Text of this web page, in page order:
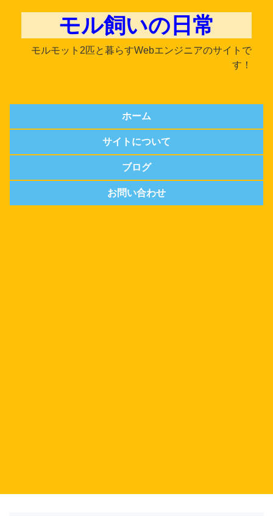
モル飼いの日常
モルモット2匹と暮らすWebエンジニアのサイトで
す！
ホーム
サイトについて
ブログ
お問い合わせ